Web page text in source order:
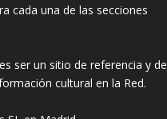
cada una de las secciones
ser un sitio de referencia y de
cultural en la Red.